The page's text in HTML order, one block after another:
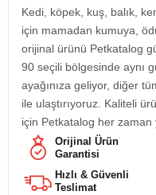
Kedi, köpek, kuş, balık,
için mamadan kumuya,
orijinal ürünü Petkatalog
90 seçili bölgesinde aynı
ayağınıza geliyor, diğer
ile ulaştırıyoruz. Kaliteli
için Petkatalog her zaman
Orijinal Ürün
Garantisi
Hızlı & Güvenli
Teslimat